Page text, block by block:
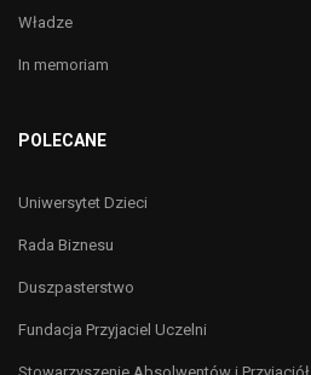
Władze
In memoriam
POLECANE
Uniwersytet Dzieci
Rada Biznesu
Duszpasterstwo
Fundacja Przyjaciel Uczelni